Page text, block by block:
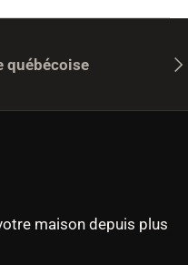
québécoise
maison depuis plus